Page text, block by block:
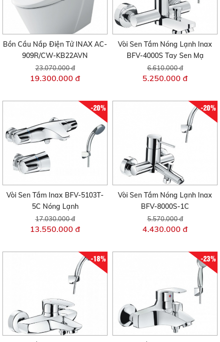
Bồn Cầu Nắp Điện Tử INAX AC-
909R/CW-KB22AVN
23.070.000 đ
19.300.000 đ
Vòi Sen Tắm Nóng Lạnh Inax
BFV-4000S Tay Sen Mạ
6.610.000 đ
5.250.000 đ
-20%
Vòi Sen Tắm Inax BFV-5103T-
5C Nóng Lạnh
17.030.000 đ
13.550.000 đ
-20%
Vòi Sen Tắm Nóng Lạnh Inax
BFV-8000S-1C
5.570.000 đ
4.430.000 đ
-18% -23%